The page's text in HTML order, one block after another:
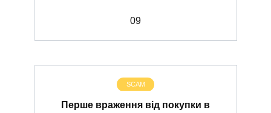
09
SCAM
Перше враження від покупки в